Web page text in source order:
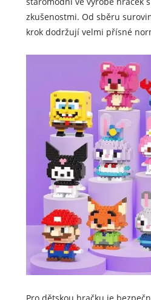
zkušenostmi. Od sběru
krok dodržují velmi přísné